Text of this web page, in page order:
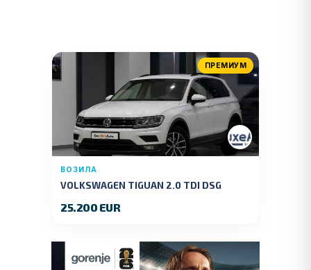
ПРЕМИУМ
ВОЗИЛА
VOLKSWAGEN TIGUAN 2.0 TDI DSG
25.200 EUR